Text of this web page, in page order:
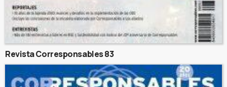
Revista Corresponsables 83